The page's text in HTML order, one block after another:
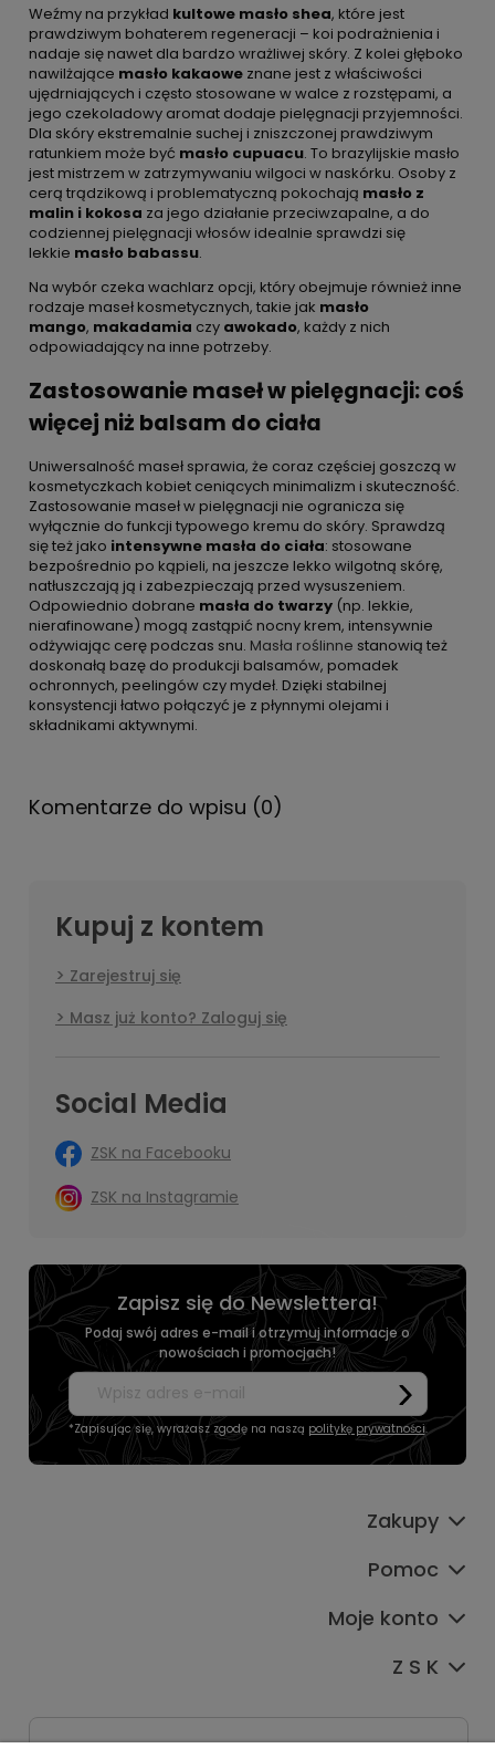
Weźmy na przykład kultowe masło shea, które jest
prawdziwym bohaterem regeneracji – koi podrażnienia i
nadaje się nawet dla bardzo wrażliwej skóry. Z kolei głęboko
nawilżające masło kakaowe znane jest z właściwości
ujędrniających i często stosowane w walce z rozstępami, a
jego czekoladowy aromat dodaje pielęgnacji przyjemności.
Dla skóry ekstremalnie suchej i zniszczonej prawdziwym
ratunkiem może być masło cupuacu. To brazylijskie masło
jest mistrzem w zatrzymywaniu wilgoci w naskórku. Osoby z
cerą trądzikową i problematyczną pokochają masło z
malin i kokosa za jego działanie przeciwzapalne, a do
codziennej pielęgnacji włosów idealnie sprawdzi się
lekkie masło babassu.
Na wybór czeka wachlarz opcji, który obejmuje również inne
rodzaje maseł kosmetycznych, takie jak masło
mango, makadamia czy awokado, każdy z nich
odpowiadający na inne potrzeby.
Zastosowanie maseł w pielęgnacji: coś
więcej niż balsam do ciała
Uniwersalność maseł sprawia, że coraz częściej goszczą w
kosmetyczkach kobiet ceniących minimalizm i skuteczność.
Zastosowanie maseł w pielęgnacji nie ogranicza się
wyłącznie do funkcji typowego kremu do skóry. Sprawdzą
się też jako intensywne masła do ciała: stosowane
bezpośrednio po kąpieli, na jeszcze lekko wilgotną skórę,
natłuszczają ją i zabezpieczają przed wysuszeniem.
Odpowiednio dobrane masła do twarzy (np. lekkie,
nierafinowane) mogą zastąpić nocny krem, intensywnie
odżywiając cerę podczas snu. Masła roślinne stanowią też
doskonałą bazę do produkcji balsamów, pomadek
ochronnych, peelingów czy mydeł. Dzięki stabilnej
konsystencji łatwo połączyć je z płynnymi olejami i
składnikami aktywnymi.
Komentarze do wpisu (0)
Kupuj z kontem
Zarejestruj się
Masz już konto? Zaloguj się
Social Media
ZSK na Facebooku
ZSK na Instagramie
Zapisz się do Newslettera!
Podaj swój adres e-mail i otrzymuj informacje o
nowościach i promocjach!
*Zapisując się, wyrażasz zgodę na naszą politykę prywatności.
Zakupy
Pomoc
Moje konto
Z S K
Dane kontaktowe